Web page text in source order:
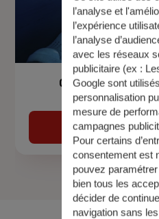
Garantie Accidents
Découvrir
l’analyse et
l’expérience
l’analyse
avec les réseaux
publicitaire (ex :
Google sont
personnalisation
mesure de
campagnes
Pour certains
consentement est
pouvez
bien tous les
décider de
navigation sans